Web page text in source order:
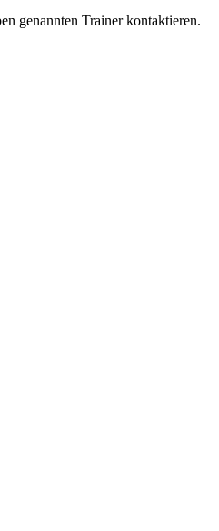
genannten Trainer kontaktieren.